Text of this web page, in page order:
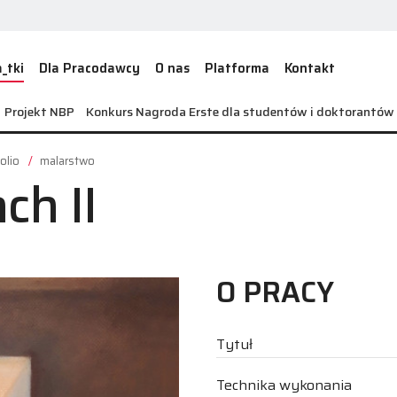
Dla Pracodawcy O nas Platforma Kontakt
Projekt NBP Konkurs Nagroda Erste dla studentów i doktorantów
malarstwo
II
O PRACY
Tytuł
Technika wykonania